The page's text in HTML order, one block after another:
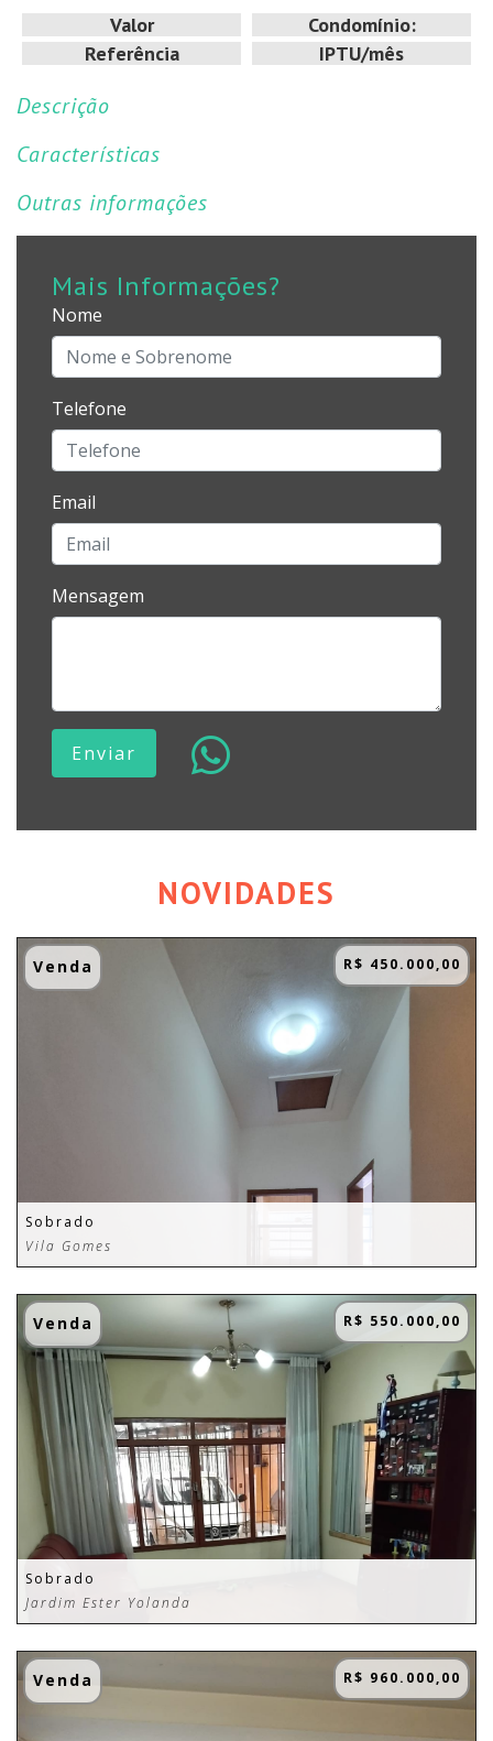
Valor
Referência
Condomínio:
IPTU/mês
Descrição
Características
Outras informações
Mais Informações?
Nome
Telefone
Email
Mensagem
Enviar
NOVIDADES
Venda R$ 450.000,00
Sobrado
Vila Gomes
Venda R$ 550.000,00
Sobrado
Jardim Ester Yolanda
Venda R$ 960.000,00